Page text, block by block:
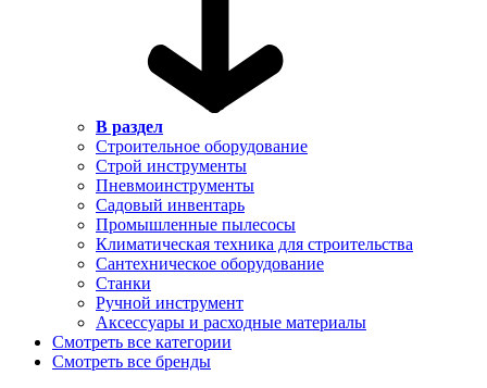
В раздел
Строительное оборудование
Строй инструменты
Пневмоинструменты
Садовый инвентарь
Промышленные пылесосы
Климатическая техника для строительства
Сантехническое оборудование
Станки
Ручной инструмент
Аксессуары и расходные материалы
Смотреть все категории
Смотреть все бренды